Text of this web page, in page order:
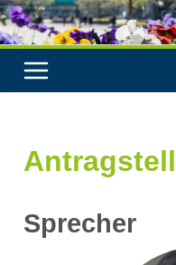
Sprecher